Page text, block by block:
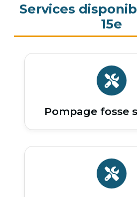
Services
15e
Pompage fosse